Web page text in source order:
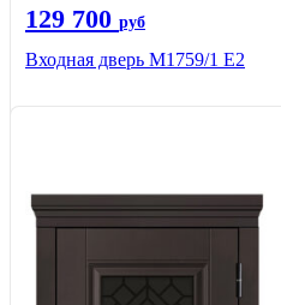
129 700 руб
Входная дверь М1759/1 Е2